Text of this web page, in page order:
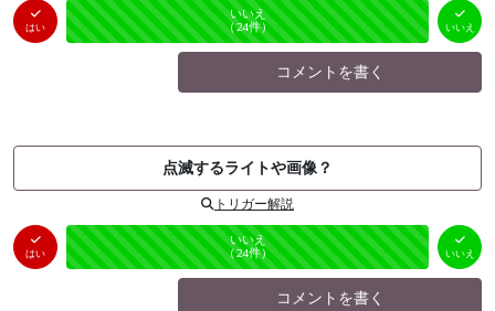
はい
はい
（0件）
未投票
いいえ
（24件） いいえ
コメントを書く
点滅するライトや画像？
トリガー解説
はい
はい
（0件）
未投票
いいえ
（24件） いいえ
コメントを書く